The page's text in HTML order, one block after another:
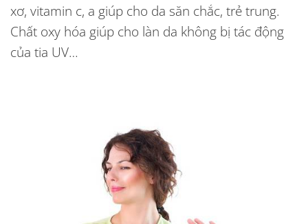
xơ, vitamin c, a giúp cho da săn chắc, trẻ trung.
Chất oxy hóa giúp cho làn da không bị tác động
của tia UV…